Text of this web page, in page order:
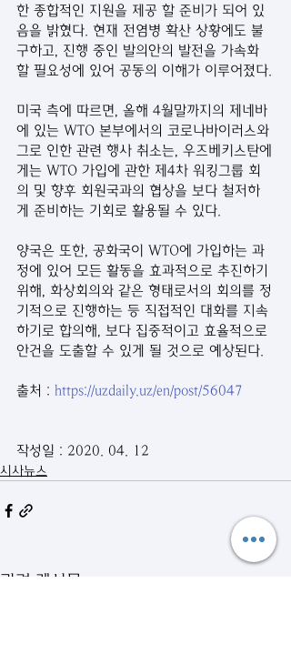
한 종합적인 지원을 제공 할 준비가 되어 있
음을 밝혔다. 현재 전염병 확산 상황에도 불
구하고, 진행 중인 발의안의 발전을 가속화
할 필요성에 있어 공동의 이해가 이루어졌다.
미국 측에 따르면, 올해 4월말까지의 제네바
에 있는 WTO 본부에서의 코로나바이러스와
그로 인한 관련 행사 취소는, 우즈베키스탄에
게는 WTO 가입에 관한 제4차 워킹그룹 회
의 및 향후 회원국과의 협상을 보다 철저하
게 준비하는 기회로 활용될 수 있다.
양국은 또한, 공화국이 WTO에 가입하는 과
정에 있어 모든 활동을 효과적으로 추진하기
위해, 화상회의와 같은 형태로서의 회의를 정
기적으로 진행하는 등 직접적인 대화를 지속
하기로 합의해, 보다 집중적이고 효율적으로
안건을 도출할 수 있게 될 것으로 예상된다.
출처 : https://uzdaily.uz/en/post/56047
작성일 : 2020. 04. 12
시사뉴스
관련 게시물